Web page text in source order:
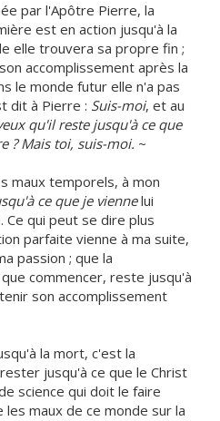
par l'Apôtre Pierre, la
est en action jusqu'à la
elle trouvera sa propre fin ;
accomplissement après la
le monde futur elle n'a pas
dit à Pierre : Suis-moi, et au
qu'il reste jusqu'à ce que
? Mais toi, suis-moi. ~
maux temporels, à mon
ce que je viennelui
qui peut se dire plus
parfaite vienne à ma suite,
passion ; que la
commencer, reste jusqu'à
son accomplissement
la mort, c'est la
jusqu'à ce que le Christ
science qui doit le faire
maux de ce monde sur la